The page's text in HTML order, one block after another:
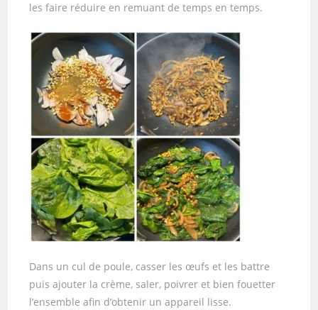
les faire réduire en remuant de temps en temps.
Dans un cul de poule, casser les œufs et les battre
puis ajouter la crème, saler, poivrer et bien fouetter
l’ensemble afin d’obtenir un appareil lisse.